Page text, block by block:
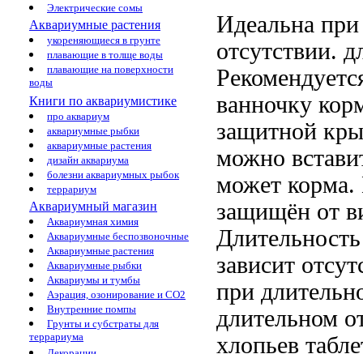
Электрические сомы
Аквариумные растения
укореняющиеся в грунте
плавающие в толще воды
плавающие на поверхности
воды
Книги по аквариумистике
про аквариум
аквариумные рыбки
аквариумные растения
дизайн аквариума
болезни аквариумных рыбок
террариум
Аквариумный магазин
Аквариумная химия
Аквариумные беспозвоночные
Аквариумные растения
Аквариумные рыбки
Аквариумы и тумбы
Аэрация, озонирование и CO2
Внутренние помпы
Грунты и субстраты для
террариума
Идеальна
отсутствии.
ванночку
защитной
можно
может
защищён от
зависит
при
длительном
хлопьев